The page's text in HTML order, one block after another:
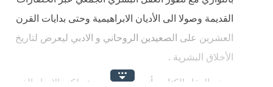
القديمة وصولا الى الأديان الابراهيمية وحتى بدايات القرن
العشرين على الصعيدين الروحاني و الادبي ليعرض لتاريخ
الأخلاق البشرية .
يصف العقاد الكتاب بأنه رسالة موجزة ولكنه الايجاز الذي